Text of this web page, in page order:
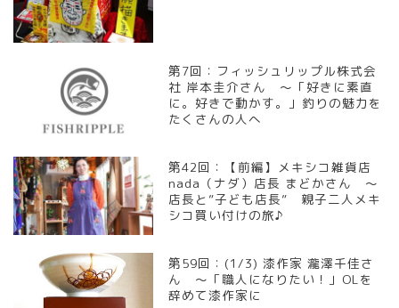
第7回：フィッシュリップル株式会
社 岸本圭介さん ～「好きに素直
に。好きで動かす。」釣りの魅力を
たくさんの人へ
第42回：【前編】メキシコ雑貨店
nada（ナダ）店長 まどかさん ～
店長と”子ども店長” 親子二人メキ
シコ買い付けの旅♪
第59回：(1/3) 漆作家 瀧澤千佳さ
ん ～「職人になりたい！」OLを
辞めて漆作家に